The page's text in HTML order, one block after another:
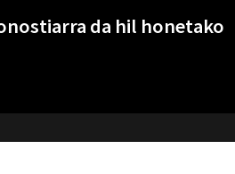
da hil honetako